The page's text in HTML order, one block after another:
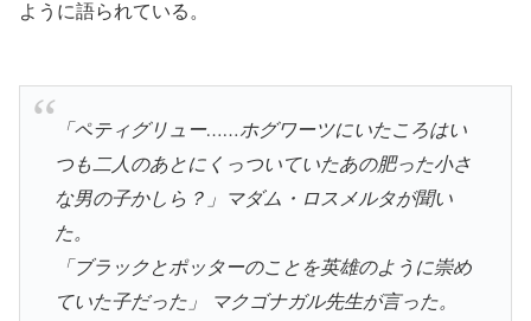
ように語られている。
「ペティグリュー……ホグワーツにいたころはい
つも二人のあとにくっついていたあの肥った小さ
な男の子かしら？」マダム・ロスメルタが聞い
た。
「ブラックとポッターのことを英雄のように崇め
ていた子だった」 マクゴナガル先生が言った。